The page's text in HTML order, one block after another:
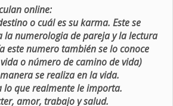
online:
o cuál es su karma. Este se
la numerologia de pareja y la lectura
este numero también se lo conoce
o número de camino de vida)
se realiza en la vida.
lo que realmente le importa.
amor, trabajo y salud.